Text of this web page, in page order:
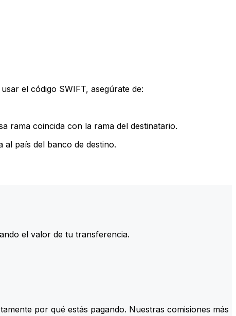
el código SWIFT, asegúrate de:
rama coincida con la rama del destinatario.
país del banco de destino.
el valor de tu transferencia.
por qué estás pagando. Nuestras comisiones más